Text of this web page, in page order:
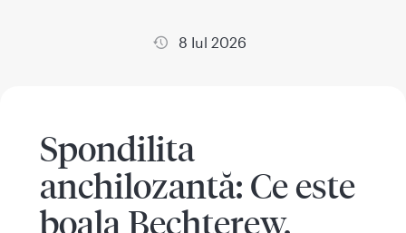
8 Iul 2026
Spondilita
anchilozantă: Ce este
boala Bechterew.